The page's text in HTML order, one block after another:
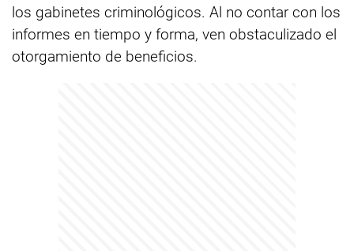
los gabinetes criminológicos. Al no contar con los
informes en tiempo y forma, ven obstaculizado el
otorgamiento de beneficios.